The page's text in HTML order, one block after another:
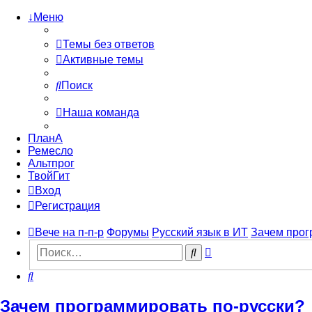
↓Меню
Темы без ответов
Активные темы
Поиск
Наша команда
ПланА
Ремесло
Альтпрог
ТвойГит
Вход
Регистрация
Вече на п-п-р Форумы Русский язык в ИТ Зачем
Поиск
Поиск
Зачем программировать по-русски?